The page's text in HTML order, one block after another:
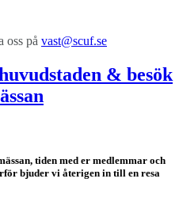
oss på vast@scuf.se
& besök
tiden med er medlemmar och
bjuder vi återigen in till en resa